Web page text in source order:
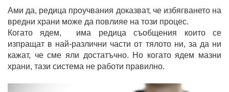
Ами да, редица проучвания доказват, че избягването на
вредни храни може да повлияе на този процес.
Когато ядем, има редица съобщения които се
изпращат в най-различни части от тялото ни, за да ни
кажат, че сме яли достатъчно. Но когато ядем мазни
храни, тази система не работи правилно.